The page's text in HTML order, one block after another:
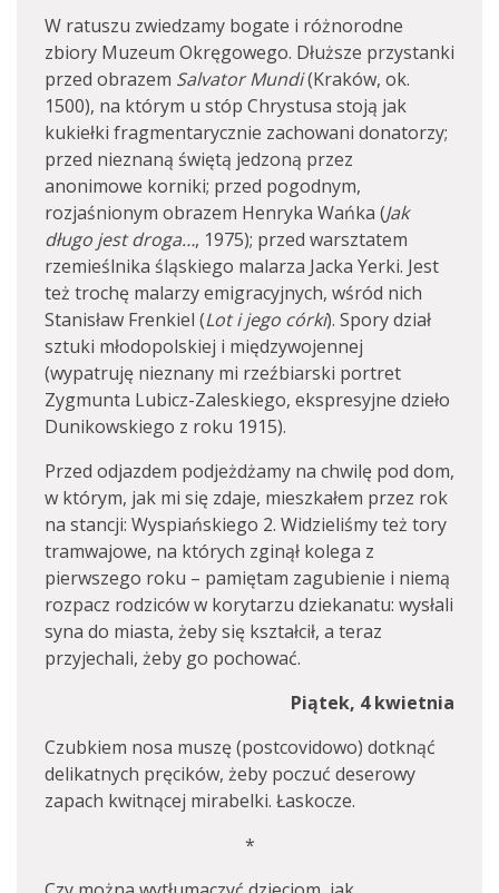
W ratuszu zwiedzamy bogate i różnorodne
zbiory Muzeum Okręgowego. Dłuższe przystanki
przed obrazem Salvator Mundi(Kraków, ok.
1500), na którym u stóp Chrystusa stoją jak
kukiełki fragmentarycznie zachowani donatorzy;
przed nieznaną świętą jedzoną przez
anonimowe korniki; przed pogodnym,
rozjaśnionym obrazem Henryka Wańka (Jak
długo jest droga…, 1975); przed warsztatem
rzemieślnika śląskiego malarza Jacka Yerki. Jest
też trochę malarzy emigracyjnych, wśród nich
Stanisław Frenkiel (Lot i jego córki). Spory dział
sztuki młodopolskiej i międzywojennej
(wypatruję nieznany mi rzeźbiarski portret
Zygmunta Lubicz-Zaleskiego, ekspresyjne dzieło
Dunikowskiego z roku 1915).
Przed odjazdem podjeżdżamy na chwilę pod dom,
w którym, jak mi się zdaje, mieszkałem przez rok
na stancji: Wyspiańskiego 2. Widzieliśmy też tory
tramwajowe, na których zginął kolega z
pierwszego roku – pamiętam zagubienie i niemą
rozpacz rodziców w korytarzu dziekanatu: wysłali
syna do miasta, żeby się kształcił, a teraz
przyjechali, żeby go pochować.
Piątek, 4 kwietnia
Czubkiem nosa muszę (postcovidowo) dotknąć
delikatnych pręcików, żeby poczuć deserowy
zapach kwitnącej mirabelki. Łaskocze.
*